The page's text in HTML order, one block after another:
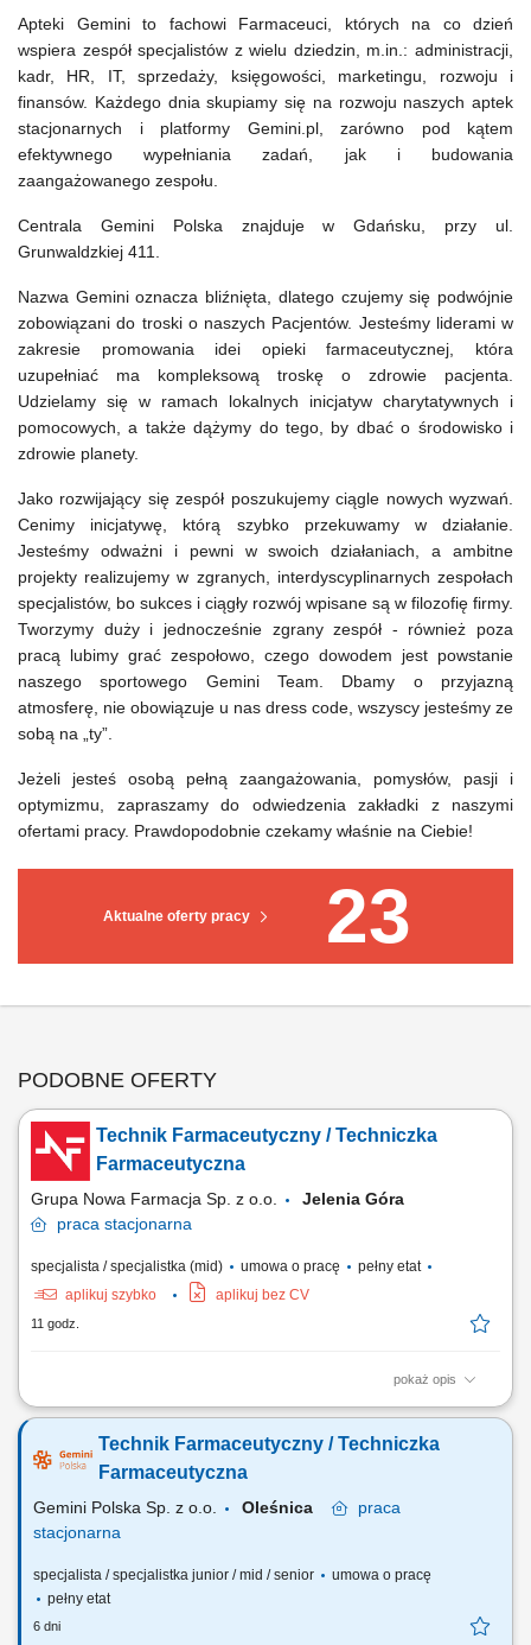
Aktualne oferty pracy 23
Apteki Gemini to fachowi Farmaceuci, których na co dzień
wspiera zespół specjalistów z wielu dziedzin, m.in.: administracji,
kadr, HR, IT, sprzedaży, księgowości, marketingu, rozwoju i
finansów. Każdego dnia skupiamy się na rozwoju naszych aptek
stacjonarnych i platformy Gemini.pl, zarówno pod kątem
efektywnego wypełniania zadań, jak i budowania
zaangażowanego zespołu.
Centrala Gemini Polska znajduje w Gdańsku, przy ul.
Grunwaldzkiej 411.
Nazwa Gemini oznacza bliźnięta, dlatego czujemy się podwójnie
zobowiązani do troski o naszych Pacjentów. Jesteśmy liderami w
zakresie promowania idei opieki farmaceutycznej, która
uzupełniać ma kompleksową troskę o zdrowie pacjenta.
Udzielamy się w ramach lokalnych inicjatyw charytatywnych i
pomocowych, a także dążymy do tego, by dbać o środowisko i
zdrowie planety.
Jako rozwijający się zespół poszukujemy ciągle nowych wyzwań.
Cenimy inicjatywę, którą szybko przekuwamy w działanie.
Jesteśmy odważni i pewni w swoich działaniach, a ambitne
projekty realizujemy w zgranych, interdyscyplinarnych zespołach
specjalistów, bo sukces i ciągły rozwój wpisane są w filozofię firmy.
Tworzymy duży i jednocześnie zgrany zespół - również poza
pracą lubimy grać zespołowo, czego dowodem jest powstanie
naszego sportowego Gemini Team. Dbamy o przyjazną
atmosferę, nie obowiązuje u nas dress code, wszyscy jesteśmy ze
sobą na „ty”.
Jeżeli jesteś osobą pełną zaangażowania, pomysłów, pasji i
optymizmu, zapraszamy do odwiedzenia zakładki z naszymi
ofertami pracy. Prawdopodobnie czekamy właśnie na Ciebie!
PODOBNE OFERTY
Technik Farmaceutyczny / Techniczka
Farmaceutyczna
Grupa Nowa Farmacja Sp. z o.o.
Jelenia Góra
praca stacjonarna
specjalista / specjalistka (mid) umowa o pracę
pełny etat
aplikuj szybko
aplikuj bez CV
11 godz.
pokaż opis
Do Twoich obowiązków będzie należało: obsługa pacjenta zgodnie ze
recepturowych, monitorowanie terminu ważności i dostępności
preparatów w magazynie.
Technik Farmaceutyczny / Techniczka
Farmaceutyczna
Gemini Polska Sp. z o.o. Oleśnica
praca
stacjonarna
specjalista / specjalistka junior / mid / senior
umowa o pracę
pełny etat
6 dni